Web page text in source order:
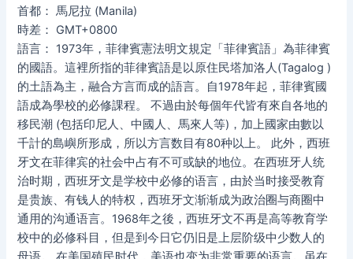
首都： 馬尼拉 (Manila)
時差： GMT+0800
語言： 1973年，菲律賓憲法明文規定「菲律賓語」為菲律賓
的國語。這裡所指的菲律賓語是以原住民塔加洛人(Tagalog )
的土語為主，融合方言而成的語言。自1978年起，菲律賓國
語成為學校的必修課程。 不過由於每個年代皆有來自各地的
移民潮 (包括印尼人、中國人、馬來人等)，加上國家由數以
千計的島嶼所形成，所以方言数目有80种以上。 此外，西班
牙文在菲律宾的社会中占有不可或缺的地位。在西班牙人统
治时期，西班牙文是学校中必修的语言，由於当时接受教育
是贵族、有钱人的特权，西班牙文渐渐成为政治圈与商圈中
通用的沟通语言。1968年之後，西班牙文不再是高等教育学
校中的必修科目，但是到今日它仍旧是上层阶级中少数人的